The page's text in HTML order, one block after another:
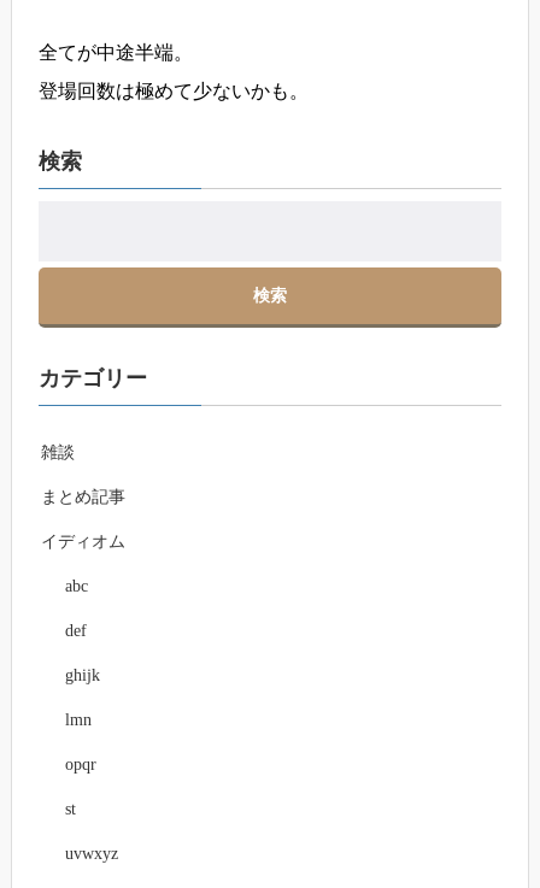
全てが中途半端。
登場回数は極めて少ないかも。
検索
カテゴリー
雑談
まとめ記事
イディオム
abc
def
ghijk
lmn
opqr
st
uvwxyz